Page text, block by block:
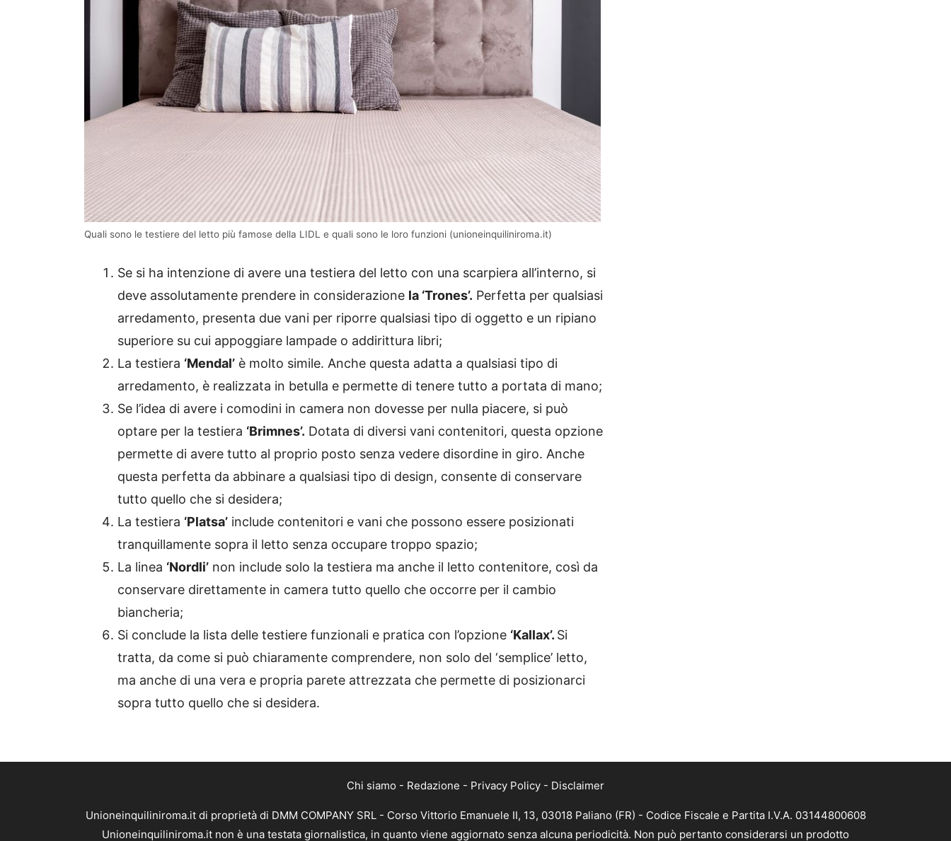
Quali sono le testiere del letto più famose della LIDL e quali sono le loro funzioni (unioneinquiliniroma.it)
Se si ha intenzione di avere una testiera del letto con una scarpiera all’interno, si
deve assolutamente prendere in considerazione la ‘Trones’. Perfetta per qualsiasi
arredamento, presenta due vani per riporre qualsiasi tipo di oggetto e un ripiano
superiore su cui appoggiare lampade o addirittura libri;
La testiera ‘Mendal’ è molto simile. Anche questa adatta a qualsiasi tipo di
arredamento, è realizzata in betulla e permette di tenere tutto a portata di mano;
Se l’idea di avere i comodini in camera non dovesse per nulla piacere, si può
optare per la testiera ‘Brimnes’. Dotata di diversi vani contenitori, questa opzione
permette di avere tutto al proprio posto senza vedere disordine in giro. Anche
questa perfetta da abbinare a qualsiasi tipo di design, consente di conservare
tutto quello che si desidera;
La testiera ‘Platsa’ include contenitori e vani che possono essere posizionati
tranquillamente sopra il letto senza occupare troppo spazio;
La linea ‘Nordli’ non include solo la testiera ma anche il letto contenitore, così da
conservare direttamente in camera tutto quello che occorre per il cambio
biancheria;
Si conclude la lista delle testiere funzionali e pratica con l’opzione ‘Kallax’. Si
tratta, da come si può chiaramente comprendere, non solo del ‘semplice’ letto,
ma anche di una vera e propria parete attrezzata che permette di posizionarci
sopra tutto quello che si desidera.
Chi siamo - Redazione - Privacy Policy - Disclaimer
Unioneinquiliniroma.it di proprietà di DMM COMPANY SRL - Corso Vittorio Emanuele II, 13, 03018 Paliano (FR) - Codice Fiscale e Partita I.V.A. 03144800608
Unioneinquiliniroma.it non è una testata giornalistica, in quanto viene aggiornato senza alcuna periodicità. Non può pertanto considerarsi un prodotto